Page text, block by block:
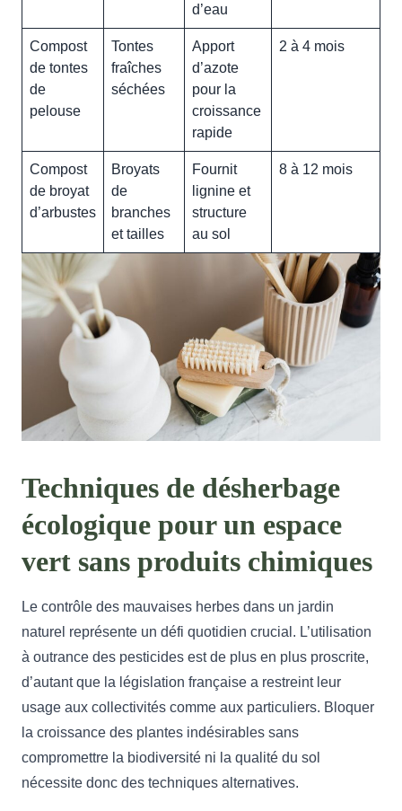
d’eau
Compost
de tontes
de
pelouse
Tontes
fraîches
séchées
Apport
d’azote
pour la
croissance
rapide
2 à 4 mois
Compost
de broyat
d’arbustes
Broyats
de
branches
et tailles
Fournit
lignine et
structure
au sol
8 à 12 mois
Techniques de désherbage
écologique pour un espace
vert sans produits chimiques
Le contrôle des mauvaises herbes dans un jardin
naturel représente un défi quotidien crucial. L’utilisation
à outrance des pesticides est de plus en plus proscrite,
d’autant que la législation française a restreint leur
usage aux collectivités comme aux particuliers. Bloquer
la croissance des plantes indésirables sans
compromettre la biodiversité ni la qualité du sol
nécessite donc des techniques alternatives.